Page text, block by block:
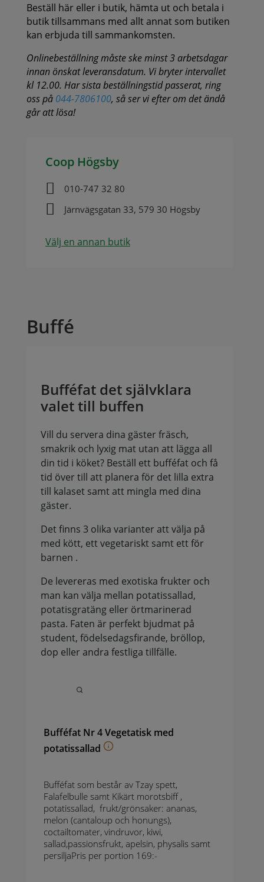
Beställ här eller i butik, hämta ut och betala i
butik tillsammans med allt annat som butiken
kan erbjuda till sammankomsten.
Onlinebeställning måste ske minst 3 arbetsdagar
innan önskat leveransdatum. Vi bryter intervallet
kl 12.00. Har sista beställningstid passerat, ring
oss på 044-7806100, så ser vi efter om det ändå
går att lösa!
Coop Högsby
 010-747 32 80
 Järnvägsgatan 33, 579 30 Högsby
Välj en annan butik
Buffé
Bufféfat det självklara
valet till buffen
Vill du servera dina gäster fräsch,
smakrik och lyxig mat utan att lägga all
din tid i köket? Beställ ett bufféfat och få
tid över till att planera för det lilla extra
till kalaset samt att mingla med dina
gäster.
Det finns 3 olika varianter att välja på
med kött, ett vegetariskt samt ett för
barnen .
De levereras med exotiska frukter och
man kan välja mellan potatissallad,
potatisgratäng eller örtmarinerad
pasta. Faten är perfekt bjudmat på
student, födelsedagsfirande, bröllop,
dop eller andra festliga tillfälle.
Bufféfat Nr 4 Vegetatisk med
potatissallad
Bufféfat som består av Tzay spett,
Falafelbulle samt Kikärt morotsbiff ,
potatissallad, frukt/grönsaker: ananas,
melon (cantaloup och honungs),
coctailtomater, vindruvor, kiwi,
sallad,passionsfrukt, apelsin, physalis samt
persiljaPris per portion 169:-